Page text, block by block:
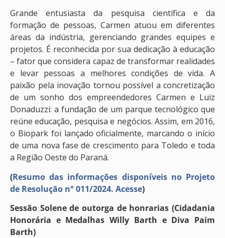
Grande entusiasta da pesquisa científica e da
formação de pessoas, Carmen atuou em diferentes
áreas da indústria, gerenciando grandes equipes e
projetos. É reconhecida por sua dedicação à educação
– fator que considera capaz de transformar realidades
e levar pessoas a melhores condições de vida. A
paixão pela inovação tornou possível a concretização
de um sonho dos empreendedores Carmen e Luiz
Donaduzzi: a fundação de um parque tecnológico que
reúne educação, pesquisa e negócios. Assim, em 2016,
o Biopark foi lançado o­ficialmente, marcando o início
de uma nova fase de crescimento para Toledo e toda
a Região Oeste do Paraná.
(Resumo das informações disponíveis no Projeto
de Resolução n° 011/2024. Acesse)
Sessão Solene de outorga de honrarias (Cidadania
Honorária e Medalhas Willy Barth e Diva Paim
Barth)